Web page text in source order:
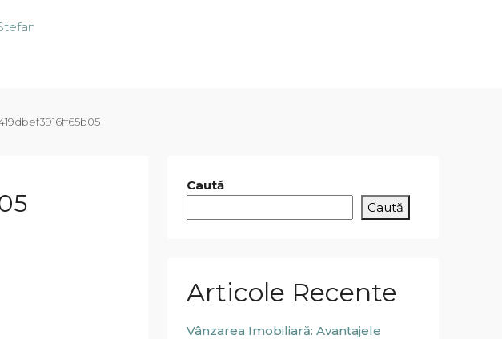
Caută
Caută
Articole Recente
Vânzarea Imobiliară: Avantajele